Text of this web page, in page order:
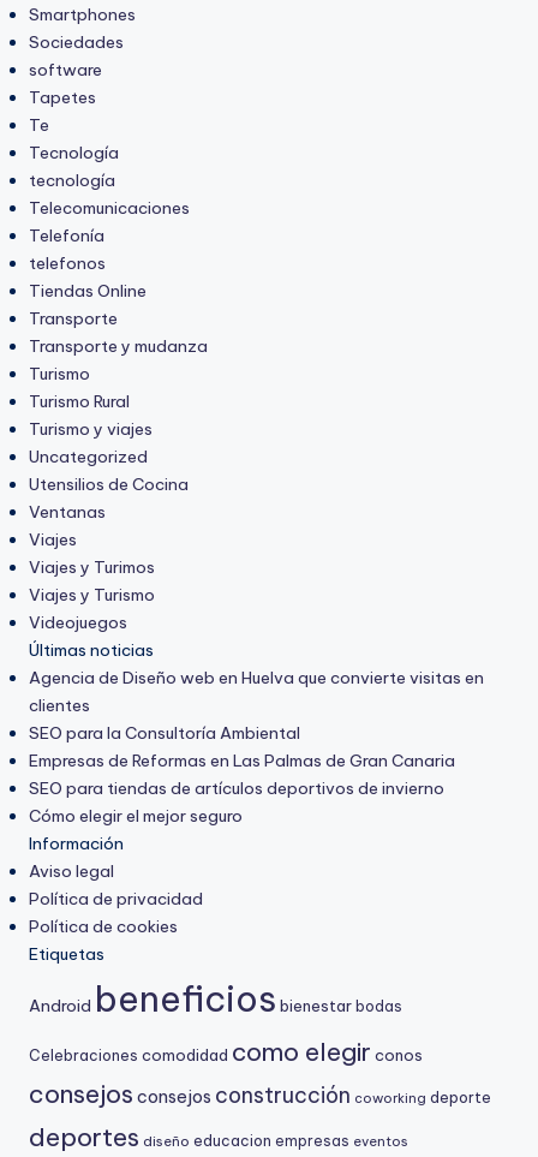
Smartphones
Sociedades
software
Tapetes
Te
Tecnología
tecnología
Telecomunicaciones
Telefonía
telefonos
Tiendas Online
Transporte
Transporte y mudanza
Turismo
Turismo Rural
Turismo y viajes
Uncategorized
Utensilios de Cocina
Ventanas
Viajes
Viajes y Turimos
Viajes y Turismo
Videojuegos
Últimas noticias
Agencia de Diseño web en Huelva que convierte visitas en
clientes
SEO para la Consultoría Ambiental
Empresas de Reformas en Las Palmas de Gran Canaria
SEO para tiendas de artículos deportivos de invierno
Cómo elegir el mejor seguro
Información
Aviso legal
Política de privacidad
Política de cookies
Etiquetas
Android beneficios bienestar bodas
Celebraciones comodidad como elegir conos
consejos consejos construcción coworking deporte
deportes diseño educacion empresas eventos